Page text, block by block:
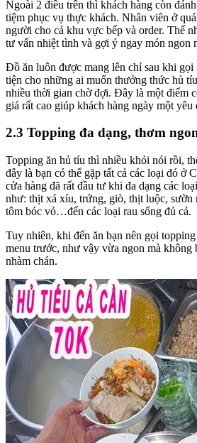
Ngoài 2 điều trên thì khách hàng còn
tiệm phục vụ thực khách. Nhân viên ở
người cho cả khu vực bếp và order. Thế
tư vấn nhiệt tình và gợi ý ngay món ngon
Đồ ăn luôn được mang lên chỉ sau khi gọi
tiện cho những ai muốn thưởng thức hủ
nhiều thời gian chờ đợi. Đây là một điểm
giá rất cao giúp khách hàng ngày một yêu
2.3 Topping đa dạng, thơm
Topping ăn hủ tíu thì nhiều khỏi nói rồi,
đây là bạn có thể gặp tất cả các loại đó ở
cửa hàng đã rất đầu tư khi đa dạng các
như: thịt xá xíu, trứng, giò, thịt luộc, sườn
tôm bóc vỏ…đến các loại rau sống đủ cả.
Tuy nhiên, khi đến ăn bạn nên gọi
menu trước, như vậy vừa ngon mà không
nhàm chán.